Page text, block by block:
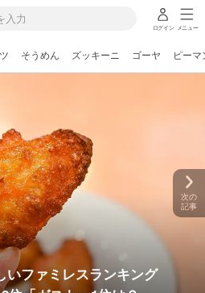
ログイン メニュー
そうめん ズッキーニ ゴーヤ ピーマ
いファミレスランキング
次の
記事